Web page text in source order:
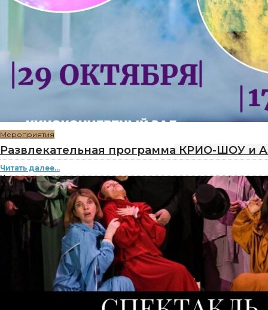
Мероприятия
Развлекательная программа КРИО-ШОУ и
Читать далее...